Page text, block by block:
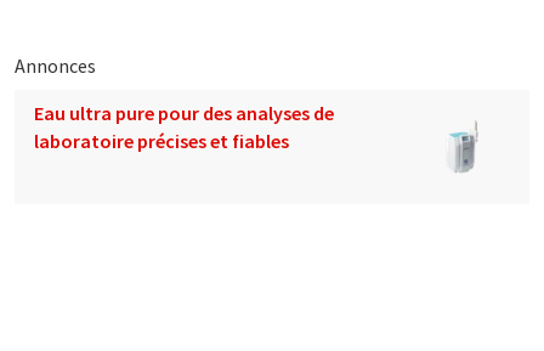
Annonces
Eau ultra pure pour des analyses de
laboratoire précises et fiables